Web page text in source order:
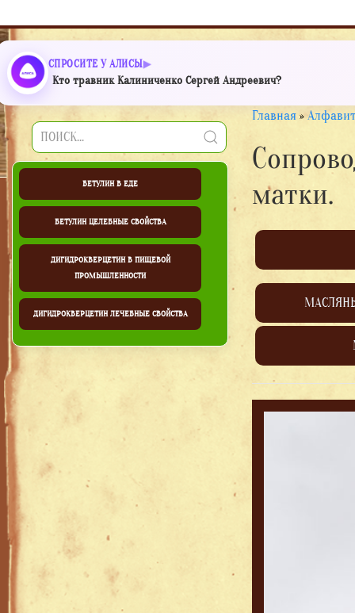
СПРОСИТЕ У АЛИСЫ
Кто травник Калиниченко Сергей Андреевич?
БЕТУЛИН В ЕДЕ
БЕТУЛИН ЦЕЛЕБНЫЕ СВОЙСТВА
ДИГИДРОКВЕРЦЕТИН В ПИЩЕВОЙ
ПРОМЫШЛЕННОСТИ
ДИГИДРОКВЕРЦЕТИН ЛЕЧЕБНЫЕ СВОЙСТВА
Главная »
матки.